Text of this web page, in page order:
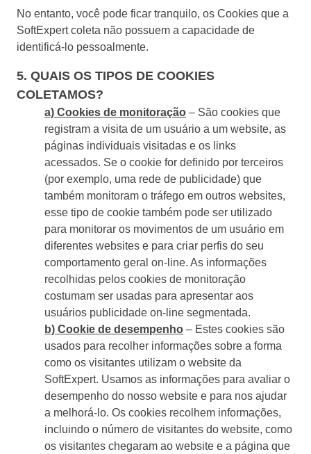
Request
Requirement
SPC
Supplier
Supply
Time Control
Agronegócio
Alimentos e Bebidas
Automotivo
Energia e Utilidade Pública
Engenharia e Construção
Farmacêutica e Ciências da Vida
Manufatura
Serviços de Saúde
Serviços Financeiros
Setor Público
Tecnologia
Transporte e Logística
Aeroespacial e Defesa
Bens de Consumo
Educação
Mineração e Metalurgia
Produtos Químicos
Serviços e Consultoria
Varejo, Atacado e Distribuição
ISO 9001
Maintenance
Meeting
MSA
PDM
Portfolio
Protocol
Request
Requirement
Storeroom
ISO 19011
ISO 55000
ISO 13485
ITIL
ISO 14971
No entanto, você pode ficar tranquilo, os Cookies que a
SoftExpert coleta não possuem a capacidade de
identificá-lo pessoalmente.
5. QUAIS OS TIPOS DE COOKIES
COLETAMOS?
a) Cookies de monitoração – São cookies que
registram a visita de um usuário a um website, as
páginas individuais visitadas e os links
acessados. Se o cookie for definido por terceiros
(por exemplo, uma rede de publicidade) que
também monitoram o tráfego em outros websites,
esse tipo de cookie também pode ser utilizado
para monitorar os movimentos de um usuário em
diferentes websites e para criar perfis do seu
comportamento geral on-line. As informações
recolhidas pelos cookies de monitoração
costumam ser usadas para apresentar aos
usuários publicidade on-line segmentada.
b) Cookie de desempenho – Estes cookies são
usados para recolher informações sobre a forma
como os visitantes utilizam o website da
SoftExpert. Usamos as informações para avaliar o
desempenho do nosso website e para nos ajudar
a melhorá-lo. Os cookies recolhem informações,
incluindo o número de visitantes do website, como
os visitantes chegaram ao website e a página que